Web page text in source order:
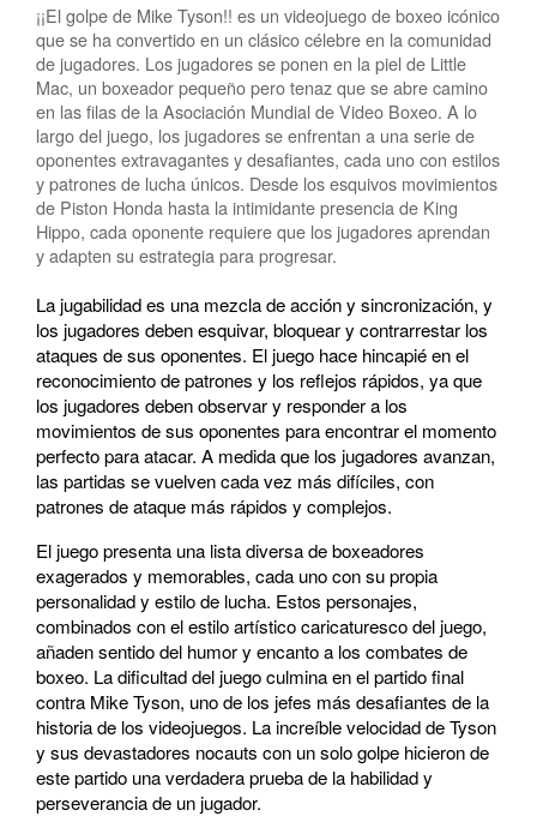
¡¡El golpe de Mike Tyson!! es un videojuego de boxeo icónico
que se ha convertido en un clásico célebre en la comunidad
de jugadores. Los jugadores se ponen en la piel de Little
Mac, un boxeador pequeño pero tenaz que se abre camino
en las filas de la Asociación Mundial de Video Boxeo. A lo
largo del juego, los jugadores se enfrentan a una serie de
oponentes extravagantes y desafiantes, cada uno con estilos
y patrones de lucha únicos. Desde los esquivos movimientos
de Piston Honda hasta la intimidante presencia de King
Hippo, cada oponente requiere que los jugadores aprendan
y adapten su estrategia para progresar.
La jugabilidad es una mezcla de acción y sincronización, y
los jugadores deben esquivar, bloquear y contrarrestar los
ataques de sus oponentes. El juego hace hincapié en el
reconocimiento de patrones y los reflejos rápidos, ya que
los jugadores deben observar y responder a los
movimientos de sus oponentes para encontrar el momento
perfecto para atacar. A medida que los jugadores avanzan,
las partidas se vuelven cada vez más difíciles, con
patrones de ataque más rápidos y complejos.
El juego presenta una lista diversa de boxeadores
exagerados y memorables, cada uno con su propia
personalidad y estilo de lucha. Estos personajes,
combinados con el estilo artístico caricaturesco del juego,
añaden sentido del humor y encanto a los combates de
boxeo. La dificultad del juego culmina en el partido final
contra Mike Tyson, uno de los jefes más desafiantes de la
historia de los videojuegos. La increíble velocidad de Tyson
y sus devastadores nocauts con un solo golpe hicieron de
este partido una verdadera prueba de la habilidad y
perseverancia de un jugador.